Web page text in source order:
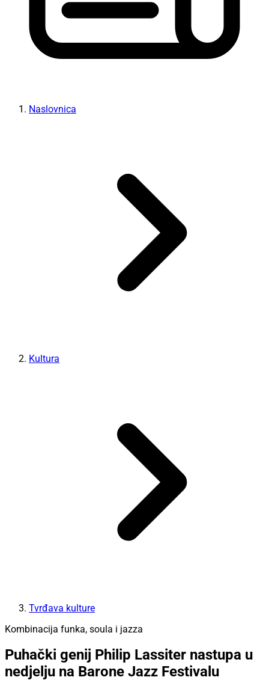
Naslovnica
Kultura
Tvrđava kulture
Kombinacija funka, soula i jazza
Puhački genij Philip Lassiter nastupa u
nedjelju na Barone Jazz Festivalu